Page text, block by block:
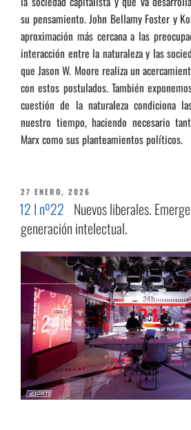
su pensamiento. John Bellamy Foster y
aproximación más cercana a las
interacción entre la naturaleza y las
que Jason W. Moore realiza un
con estos postulados. También
cuestión de la naturaleza condiciona
nuestro tiempo, haciendo necesario
Marx como sus planteamientos políticos.
PUBLICADO
EL
27 ENERO, 2026
12 I nº22 Nuevos liberales.
generación intelectual.